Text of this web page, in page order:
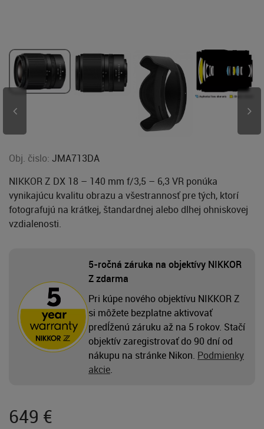
Obj. čislo: JMA713DA
NIKKOR Z DX 18 – 140 mm f/3,5 – 6,3 VR ponúka
vynikajúcu kvalitu obrazu a všestrannosť pre tých, ktorí
fotografujú na krátkej, štandardnej alebo dlhej ohniskovej
vzdialenosti.
5-ročná záruka na objektívy NIKKOR
Z zdarma
Pri kúpe nového objektívu NIKKOR Z
si môžete bezplatne aktivovať
predĺženú záruku až na 5 rokov. Stačí
objektív zaregistrovať do 90 dní od
nákupu na stránke Nikon. Podmienky
akcie.
649 €